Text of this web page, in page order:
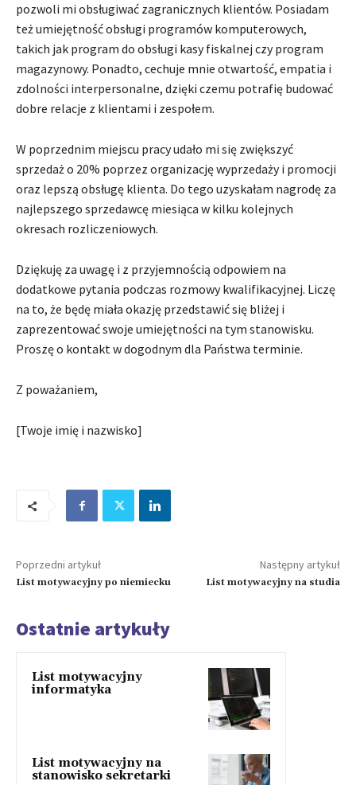
pozwoli mi obsługiwać zagranicznych klientów. Posiadam
też umiejętność obsługi programów komputerowych,
takich jak program do obsługi kasy fiskalnej czy program
magazynowy. Ponadto, cechuje mnie otwartość, empatia i
zdolności interpersonalne, dzięki czemu potrafię budować
dobre relacje z klientami i zespołem.
W poprzednim miejscu pracy udało mi się zwiększyć
sprzedaż o 20% poprzez organizację wyprzedaży i promocji
oraz lepszą obsługę klienta. Do tego uzyskałam nagrodę za
najlepszego sprzedawcę miesiąca w kilku kolejnych
okresach rozliczeniowych.
Dziękuję za uwagę i z przyjemnością odpowiem na
dodatkowe pytania podczas rozmowy kwalifikacyjnej. Liczę
na to, że będę miała okazję przedstawić się bliżej i
zaprezentować swoje umiejętności na tym stanowisku.
Proszę o kontakt w dogodnym dla Państwa terminie.
Z poważaniem,
[Twoje imię i nazwisko]
Poprzedni artykuł
List motywacyjny po niemiecku
Następny artykuł
List motywacyjny na studia
Ostatnie artykuły
List motywacyjny
informatyka
List motywacyjny na
stanowisko sekretarki